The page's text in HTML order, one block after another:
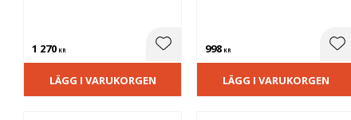
1 270 KR Lägg till i favoriter
LÄGG I VARUKORGEN
998 KR
LÄGG I VARUKORGEN